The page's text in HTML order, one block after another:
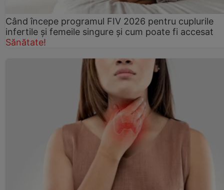
Când începe programul FIV 2026 pentru cuplurile
infertile şi femeile singure şi cum poate fi accesat
Sănătate!